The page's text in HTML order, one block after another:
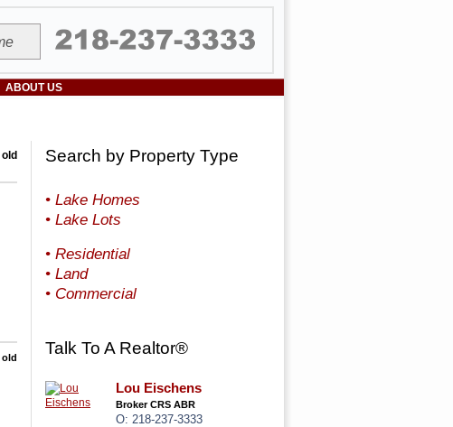
ABOUT US
old
old
Search by Property Type
• Lake Homes
• Lake Lots
• Residential
• Land
• Commercial
Talk To A Realtor®
Lou Eischens
Broker CRS ABR
O: 218-237-3333